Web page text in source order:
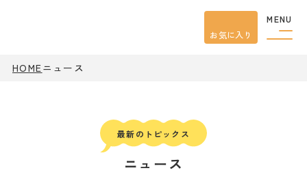
MENU
お気に入り
HOMEニュース
ニュース
グルメ
観光スポット